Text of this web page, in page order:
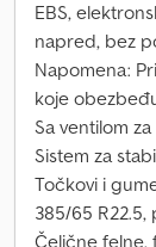
EBS,
napred, bez
Napomena:
koje
Sa ventilom
Sistem za
Točkovi i
385/65
Čelične felne,